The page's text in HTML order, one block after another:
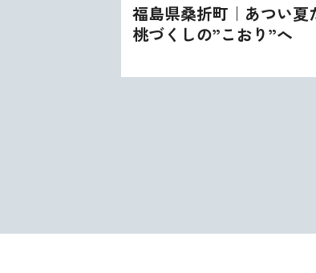
福島県桑折町｜あつい夏
桃づくしの”こおり”へ